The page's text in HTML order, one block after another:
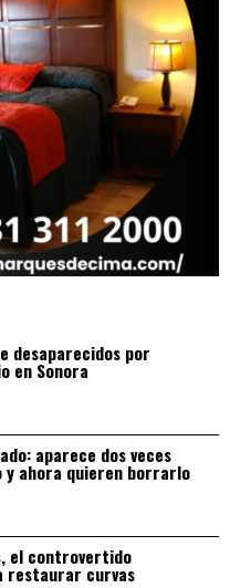
desaparecidos por
en Sonora
aparece dos veces
ahora quieren borrarlo
el controvertido
restaurar curvas